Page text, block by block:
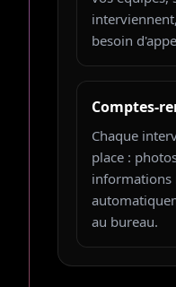
besoin
Comptes-
Chaque
place :
informations
au bureau.